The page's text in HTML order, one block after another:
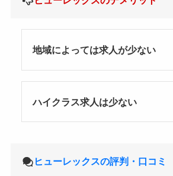
地域によっては求人が少ない
ハイクラス求人は少ない
ヒューレックスの評判・口コミ